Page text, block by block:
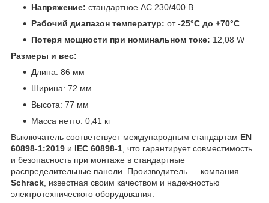
Напряжение: стандартное AC 230/400 В
Рабочий диапазон температур: от-25°C до +70°C
Потеря мощности при номинальном токе: 12,08 W
Размеры и вес:
Длина: 86 мм
Ширина: 72 мм
Высота: 77 мм
Масса нетто: 0,41 кг
Выключатель соответствует международным стандартам EN
60898-1:2019 и IEC 60898-1 , что гарантирует совместимость
и безопасность при монтаже в стандартные
распределительные панели. Производитель — компания
Schrack , известная своим качеством и надежностью
электротехнического оборудования.